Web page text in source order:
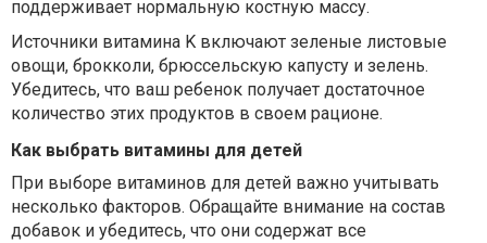
поддерживает нормальную костную массу.
Источники витамина K включают зеленые листовые
овощи, брокколи, брюссельскую капусту и зелень.
Убедитесь, что ваш ребенок получает достаточное
количество этих продуктов в своем рационе.
Как выбрать витамины для детей
При выборе витаминов для детей важно учитывать
несколько факторов. Обращайте внимание на состав
добавок и убедитесь, что они содержат все